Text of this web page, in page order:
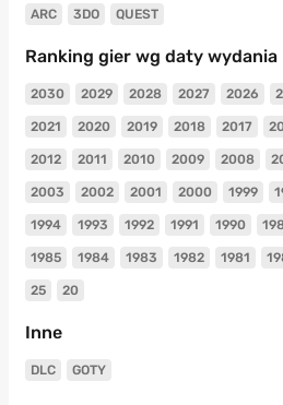
ARC 3DO QUEST
Ranking gier wg daty wydania
2030 2029 2028 2027 2026
2021 2020 2019 2018 2017
2012 2011 2010 2009 2008
2003 2002 2001 2000 1999
1994 1993 1992 1991 1990
1985 1984 1983 1982 1981
25 20
Inne
DLC GOTY